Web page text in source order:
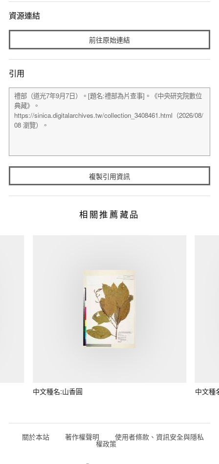
資源連結
前往原始連結
引用
複製引用資訊
相關推薦藏品
中文種名:山香圓 中文種
關於本站 著作權聲明 使用者條款、資訊安全與隱私
權政策